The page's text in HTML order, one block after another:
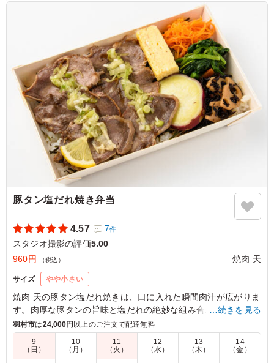
ジューシーな鶏もも肉に、焼肉屋さんならではの濃厚な秘
伝タレがしっかり絡んで最高！炭火の香ばしさも感じられ
て、とにかく白米が止まらなくなります。ボリュームも大
満足で、また絶対リピートします！
ご利用シーン：ロケ・撮影›スタジオ撮影
東京都世田谷区野沢2026/06/15
豚タン塩だれ焼き弁当
4.57 7件
スタジオ撮影の評価5.00
960円
（税込） 焼肉 天
サイズ やや小さい
焼肉 天の豚タン塩だれ焼きは、口に入れた瞬間肉汁が広がりま
す。肉厚な豚タンの旨味と塩だれの絶妙な組み合わせで、一度
食べたら忘れられない深みのある味わい。色鮮やかな人参ナム
ルやほうれん草ナムルも添えてあり、見た目にも美味しさを感
じます。ロケやイベントでのランチにぴったりです。
…続きを見る
羽村市は24,000円 以上のご注文で配達無料
9
（日）
10
（月）
11
（火）
12
（水）
13
（木）
14
（金）